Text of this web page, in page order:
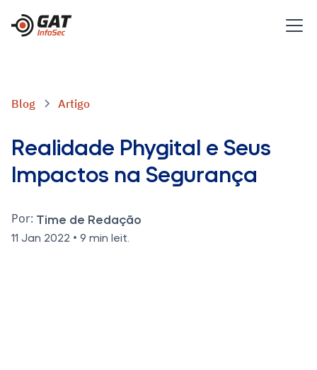
Blog Artigo
Realidade Phygital e Seus
Impactos na Segurança
Por: Time de Redação
11 Jan 2022 • 9 min leit.